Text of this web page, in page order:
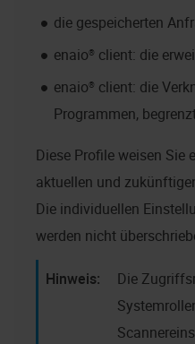
die gespeicherten
enaio® client: die
enaio® client: die
Programmen,
Diese Profile weisen Sie
aktuellen und
Die individuellen
werden nicht
Die